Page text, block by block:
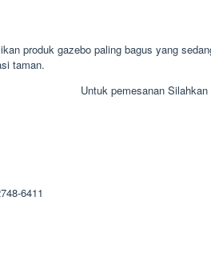
produk gazebo paling bagus yang
taman.
Untuk pemesanan